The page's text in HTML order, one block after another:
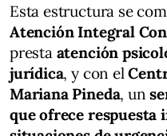
Esta estructura se
Atención Integral
presta atención
jurídica, y con el
Mariana Pineda, un
que ofrece respuesta